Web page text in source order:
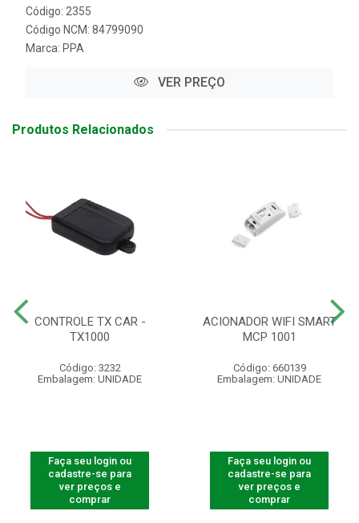
Código: 2355
Código NCM: 84799090
Marca: PPA
VER PREÇO
Produtos Relacionados
CONTROLE TX CAR -
TX1000
Código: 3232
Embalagem: UNIDADE
Faça seu login ou
cadastre-se para
ver preços e
comprar
ACIONADOR WIFI SMART
MCP 1001
Código: 660139
Embalagem: UNIDADE
Faça seu login ou
cadastre-se para
ver preços e
comprar